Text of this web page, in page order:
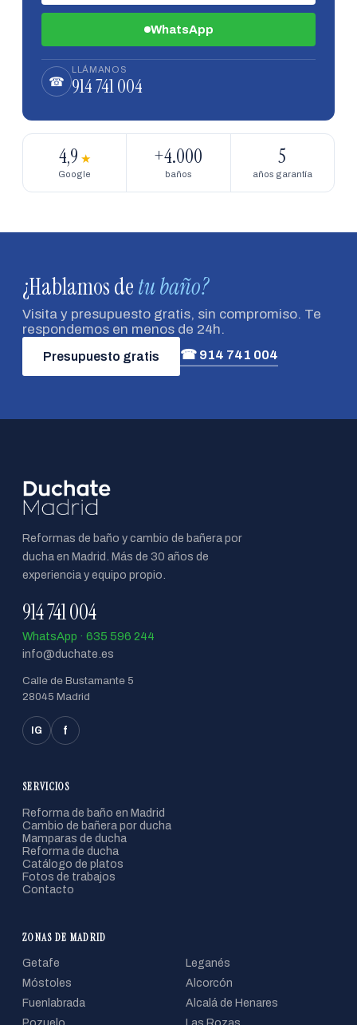
WhatsApp
☎
LLÁMANOS
914 741 004
4,9 ★
Google
+4.000
baños
5
años garantía
¿Hablamos detu baño?
Visita y presupuesto gratis, sin compromiso. Te
respondemos en menos de 24h.
Presupuesto gratis ☎ 914 741 004
Reformas de baño y cambio de bañera por
ducha en Madrid. Más de 30 años de
experiencia y equipo propio.
914 741 004
WhatsApp · 635 596 244
info@duchate.es
Calle de Bustamante 5
28045 Madrid
IG f
SERVICIOS
Reforma de baño en Madrid
Cambio de bañera por ducha
Mamparas de ducha
Reforma de ducha
Catálogo de platos
Fotos de trabajos
Contacto
ZONAS DE MADRID
Getafe
Leganés
Móstoles
Alcorcón
Fuenlabrada
Alcalá de Henares